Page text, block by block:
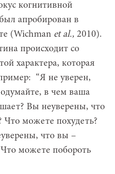
когнитивной
апробирован в
(Wichman et al., 2010).
происходит со
характера, которая
“Я не уверен,
в чем ваша
Вы неуверены, что
Что можете похудеть?
что вы –
можете побороть